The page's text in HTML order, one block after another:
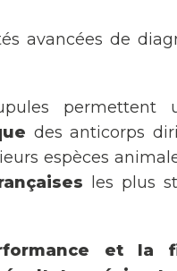
avancées de
permettent
des anticorps
espèces
les plus
et la